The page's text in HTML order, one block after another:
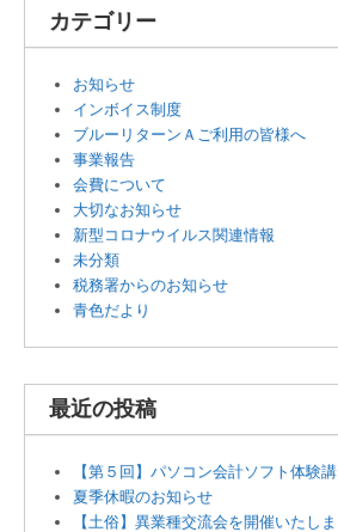
カテゴリー
お知らせ
インボイス制度
ブルーリターンＡご利用の皆様へ
事業報告
会費について
大切なお知らせ
新型コロナウイルス関連情報
未分類
税務署からのお知らせ
青色だより
最近の投稿
【第５回】パソコン会計ソフト体験
夏季休暇のお知らせ
【土俗】異業種交流会を開催いたしま